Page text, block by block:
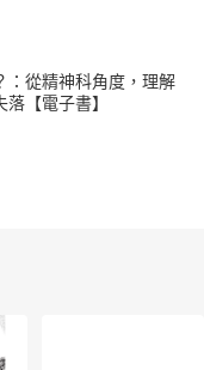
：從精神科角度，理解
【電子書】